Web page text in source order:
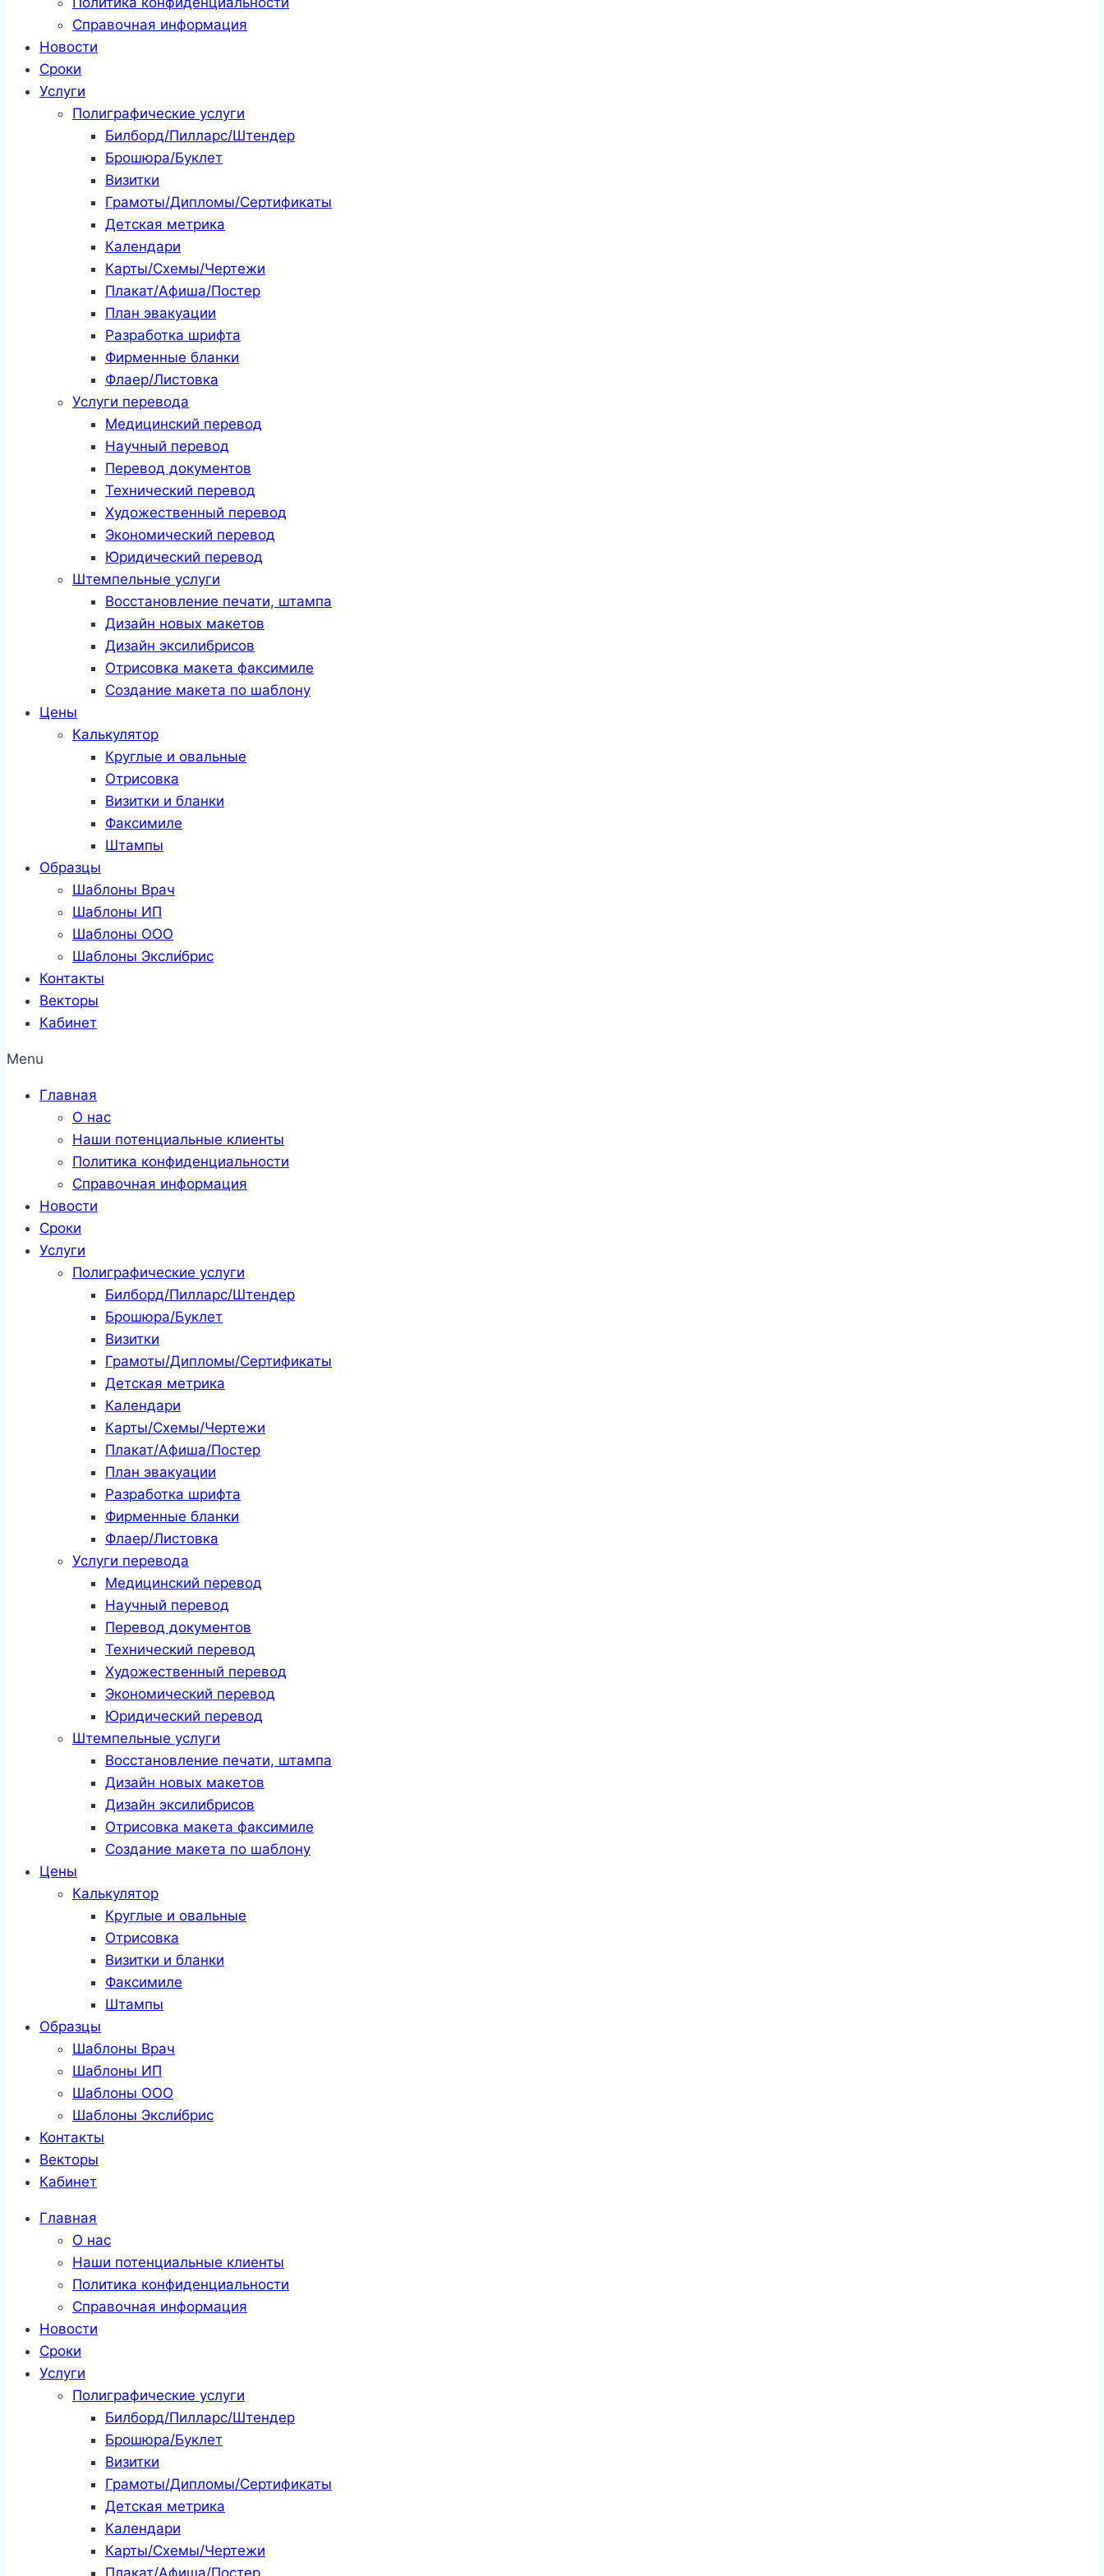
Справочная информация
Новости
Сроки
Услуги
Полиграфические услуги
Билборд/Пилларс/Штендер
Брошюра/Буклет
Визитки
Грамоты/Дипломы/Сертификаты
Детская метрика
Календари
Карты/Схемы/Чертежи
Плакат/Афиша/Постер
План эвакуации
Разработка шрифта
Фирменные бланки
Флаер/Листовка
Услуги перевода
Медицинский перевод
Научный перевод
Перевод документов
Технический перевод
Художественный перевод
Экономический перевод
Юридический перевод
Штемпельные услуги
Восстановление печати, штампа
Дизайн новых макетов
Дизайн эксилибрисов
Отрисовка макета факсимиле
Создание макета по шаблону
Цены
Калькулятор
Круглые и овальные
Отрисовка
Визитки и бланки
Факсимиле
Штампы
Образцы
Шаблоны Врач
Шаблоны ИП
Шаблоны ООО
Шаблоны Эксли́брис
Контакты
Векторы
Кабинет
Menu
Главная
О нас
Наши потенциальные клиенты
Политика конфиденциальности
Справочная информация
Новости
Сроки
Услуги
Полиграфические услуги
Билборд/Пилларс/Штендер
Брошюра/Буклет
Визитки
Грамоты/Дипломы/Сертификаты
Детская метрика
Календари
Карты/Схемы/Чертежи
Плакат/Афиша/Постер
План эвакуации
Разработка шрифта
Фирменные бланки
Флаер/Листовка
Услуги перевода
Медицинский перевод
Научный перевод
Перевод документов
Технический перевод
Художественный перевод
Экономический перевод
Юридический перевод
Штемпельные услуги
Восстановление печати, штампа
Дизайн новых макетов
Дизайн эксилибрисов
Отрисовка макета факсимиле
Создание макета по шаблону
Цены
Калькулятор
Круглые и овальные
Отрисовка
Визитки и бланки
Факсимиле
Штампы
Образцы
Шаблоны Врач
Шаблоны ИП
Шаблоны ООО
Шаблоны Эксли́брис
Контакты
Векторы
Кабинет
Главная
О нас
Наши потенциальные клиенты
Политика конфиденциальности
Справочная информация
Новости
Сроки
Услуги
Полиграфические услуги
Билборд/Пилларс/Штендер
Брошюра/Буклет
Визитки
Грамоты/Дипломы/Сертификаты
Детская метрика
Календари
Карты/Схемы/Чертежи
Плакат/Афиша/Постер